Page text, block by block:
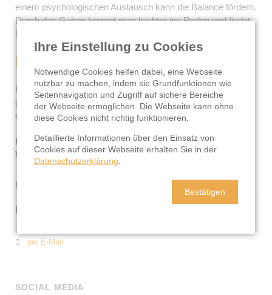
einem psychologischen Austausch kann die Balance fördern.
Durch das Gehen kommt man leichter ins Reden und findet
leichter wieder zu sich selbst zurück.
Für wen ist Walk & Talk geeignet?
Diese Möglichkeit des Outdoor-Coachings ist für alle
geeignet. Walk & Talk kann eine Stunde oder zwei Stunden
dauern.
Bitte bring geeignetes Schuhwerk, bequeme Kleidung,
Wetterschutz, Verpflegung und Getränke selbst mit.
KONTAKTIERE MICH
Karolina Haiböck
per E-Mail
SOCIAL MEDIA
Ihre Einstellung zu Cookies
Notwendige Cookies helfen dabei, eine Webseite
nutzbar zu machen, indem sie Grundfunktionen wie
Seitennavigation und Zugriff auf sichere Bereiche
der Webseite ermöglichen. Die Webseite kann ohne
diese Cookies nicht richtig funktionieren.
Detaillierte Informationen über den Einsatz von
Cookies auf dieser Webseite erhalten Sie in der
Datenschutzerklärung
Bestätigen